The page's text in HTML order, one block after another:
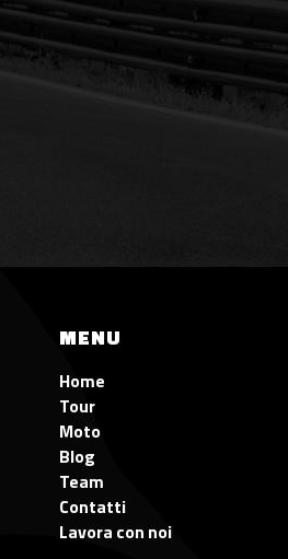
MENU
Home
Tour
Moto
Blog
Team
Contatti
Lavora con noi